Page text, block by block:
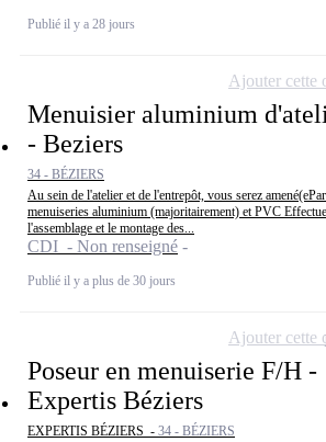
Publié il y a 28 jours
Menuisier aluminium
- Beziers
34 - BÉZIERS
Au sein de l'atelier et de l'entrepôt, vous serez
menuiseries aluminium (majoritairement) et PVC
l'assemblage et le montage des...
CDI - Non renseigné
Publié il y a plus de 30 jours
Ajouter cette
Poseur en menuiserie F/H -
Expertis Béziers
EXPERTIS BÉZIERS - 34 - BÉZIERS
Ajouter cette